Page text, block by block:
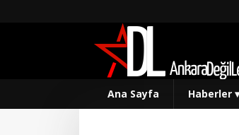
Ana Sayfa Haberler ▾